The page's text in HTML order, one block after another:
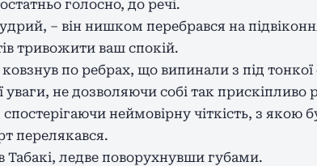
голосно, до речі.
– він нишком перебрався на
тривожити ваш спокій.
по ребрах, що випинали з під тонкої
уваги, не дозволяючи собі так
спостерігаючи неймовірну чіткість, з
перелякався.
Табакі, ледве поворухнувши губами.